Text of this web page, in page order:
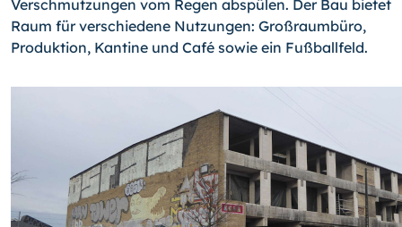
Verschmutzungen vom Regen abspülen. Der Bau bietet
Raum für verschiedene Nutzungen: Großraumbüro,
Produktion, Kantine und Café sowie ein Fußballfeld.